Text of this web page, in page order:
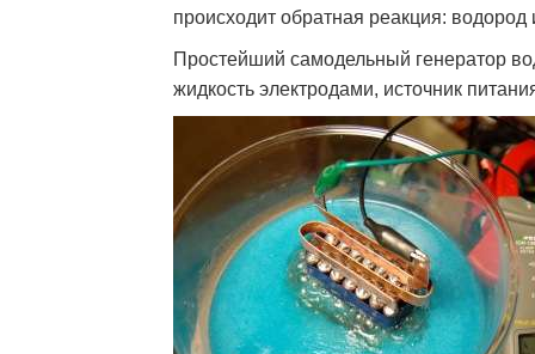
происходит обратная реакция:
Простейший самодельный генератор
жидкость электродами, источник